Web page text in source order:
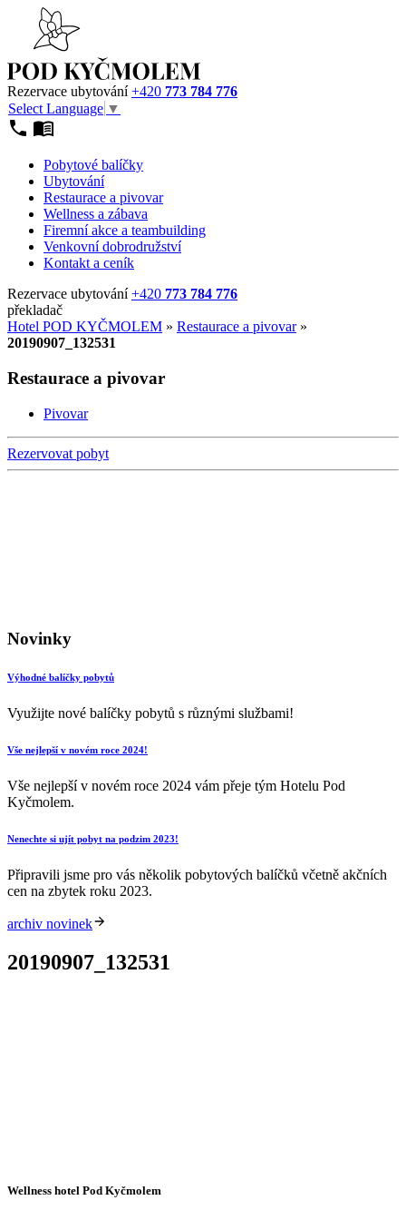
Rezervace ubytování+420 773 784 776
Select Language ▼
Pobytové balíčky
Ubytování
Restaurace a pivovar
Wellness a zábava
Firemní akce a teambuilding
Venkovní dobrodružství
Kontakt a ceník
Rezervace ubytování+420 773 784 776
překladač
Hotel POD KYČMOLEM » Restaurace a pivovar»
20190907_132531
Restaurace a pivovar
Pivovar
Rezervovat pobyt
Novinky
Výhodné balíčky pobytů
Využijte nové balíčky pobytů s různými službami!
Vše nejlepší v novém roce 2024!
Vše nejlepší v novém roce 2024 vám přeje tým Hotelu Pod
Kyčmolem.
Nenechte si ujít pobyt na podzim 2023!
Připravili jsme pro vás několik pobytových balíčků včetně akčních
cen na zbytek roku 2023.
archiv novinek
20190907_132531
Wellness hotel Pod Kyčmolem